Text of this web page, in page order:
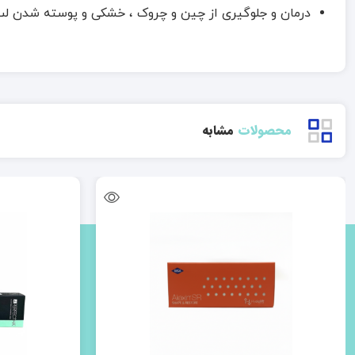
درمان و جلوگیری از چین و چروک ، خشکی و پوسته شدن
محصولات مشابه